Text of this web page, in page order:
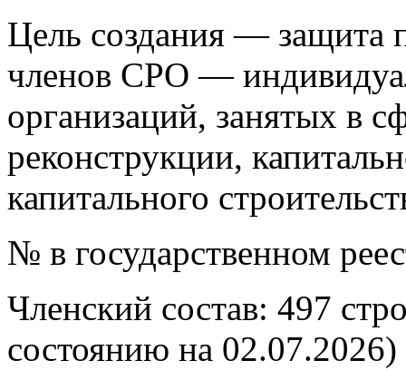
Цель создания — защита
членов СРО —
организаций, занятых в
реконструкции,
капитального
№ в государственном
Членский состав: 497
состоянию на 02.07.2026)